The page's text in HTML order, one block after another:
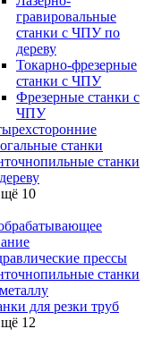
гравировальные
станки с ЧПУ по
дереву
Токарно-фрезерные
станки с ЧПУ
Фрезерные станки с
ЧПУ
станки
станки
10
прессы
станки
для резки труб
12